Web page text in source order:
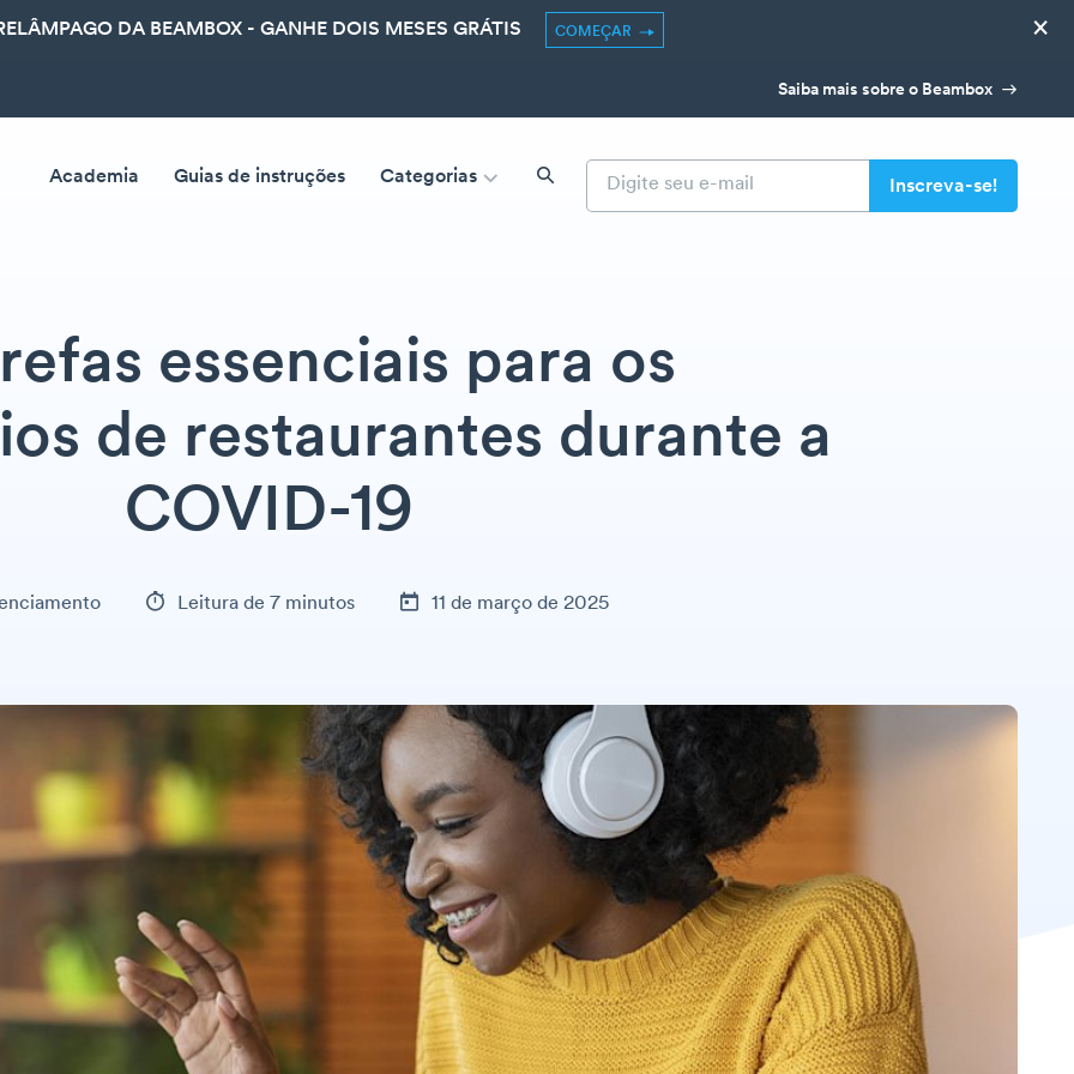
DA BEAMBOX - GANHE DOIS MESES GRÁTIS COMEÇAR ×
Saiba mais sobre o Beambox
Academia Guias de instruções Categorias
essenciais para os
de restaurantes durante a
COVID-19
Leitura de 7 minutos 11 de março de 2025